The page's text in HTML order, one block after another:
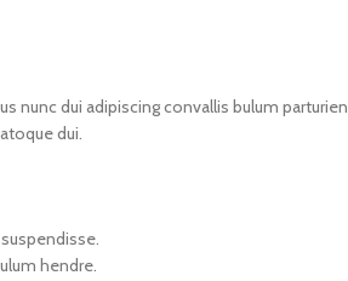
dui adipiscing convallis bulum
dui.
hendre.